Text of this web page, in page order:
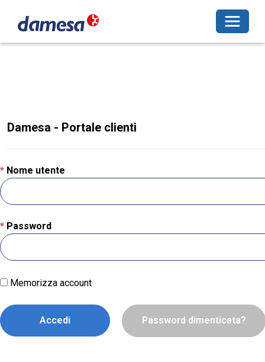
Toggle
Damesa - Portale clienti
Nome utente
Password
Memorizza account
Accedi Password dimenticata?